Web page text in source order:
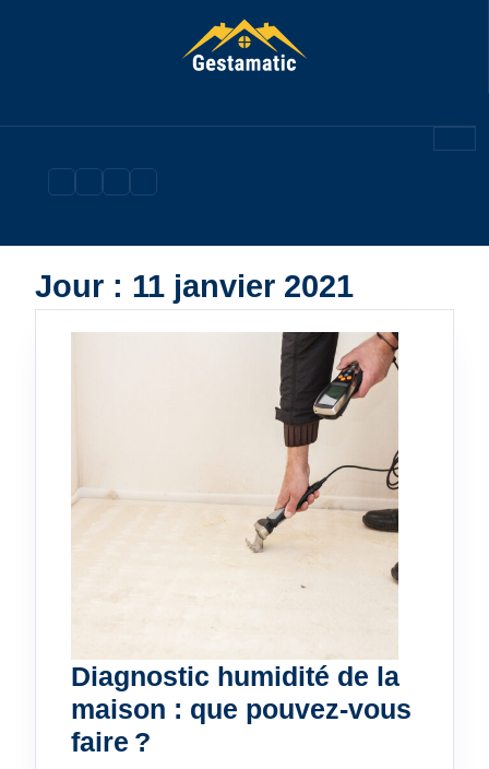
Jour : 11 janvier 2021
Diagnostic humidité de la
maison : que pouvez-vous
faire ?